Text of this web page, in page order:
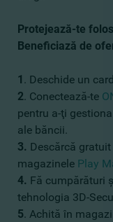
Protejează-te
Beneficiază de
1 . Deschide un
2. Conectează-te
pentru a-ţi
ale băncii.
3. Descărcă
magazinele Play
4. Fă cumpărături
tehnologia 3D-
5. Achită în